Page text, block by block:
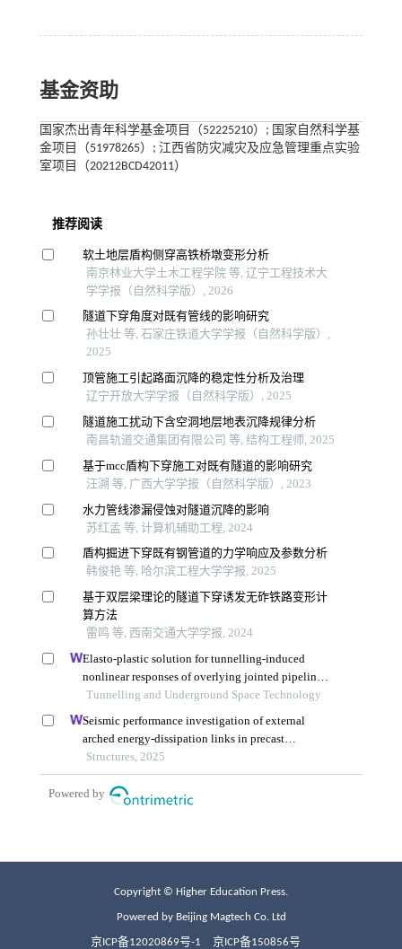
基金资助
国家杰出青年科学基金项目（52225210）; 国家自然科学基
金项目（51978265）; 江西省防灾减灾及应急管理重点实验
室项目（20212BCD42011）
Copyright © Higher Education Press.
Powered by Beijing Magtech Co. Ltd
京ICP备12020869号-1 京ICP备150856号